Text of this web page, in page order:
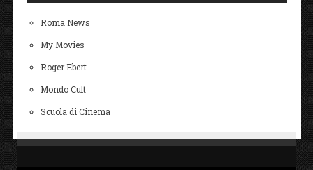
Roma News
My Movies
Roger Ebert
Mondo Cult
Scuola di Cinema